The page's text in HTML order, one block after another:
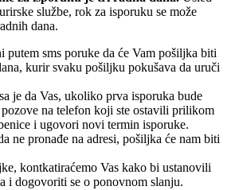
službe, rok za isporuku se može
dana.
putem sms poruke da će Vam pošiljka biti
kurir svaku pošiljku pokušava da uruči
je da Vas, ukoliko prva isporuka bude
pozove na telefon koji ste ostavili prilikom
i ugovori novi termin isporuke.
ne pronađe na adresi, pošiljka će nam biti
kontkatiraćemo Vas kako bi ustanovili
i dogovoriti se o ponovnom slanju.